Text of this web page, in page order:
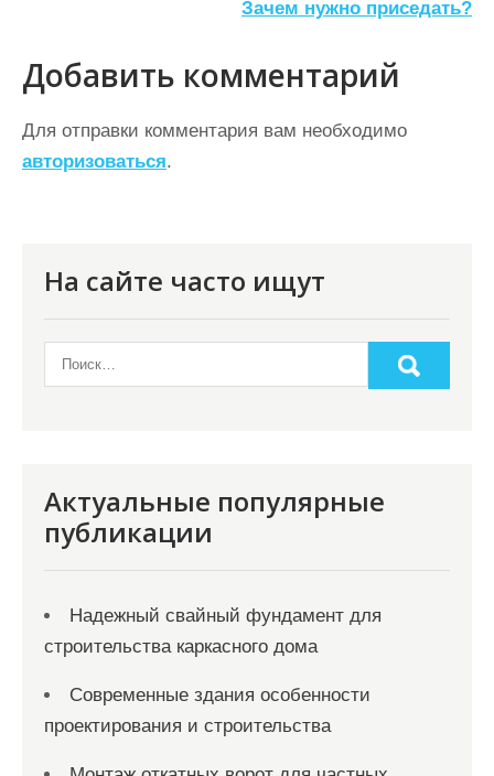
в
и
г
а
Зачем нужно приседать?
Добавить комментарий
Для отправки комментария вам необходимо
авторизоваться.
На сайте часто ищут
Актуальные популярные
публикации
Надежный свайный фундамент для
строительства каркасного дома
Современные здания особенности
проектирования и строительства